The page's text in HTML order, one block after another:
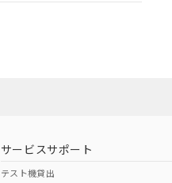
サービスサポート
テスト機貸出